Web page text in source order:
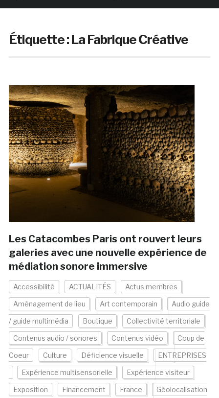
Étiquette :La Fabrique Créative
Les Catacombes Paris ont rouvert leurs
galeries avec une nouvelle expérience de
médiation sonore immersive
Accessibilité ACTUALITÉS Actus membres
Aménagement de lieu Art contemporain Audio guide
/ guide multimédia Boutique Collectivité territoriale
Contenus audio / sonores Contenus vidéo Coup de
Coeur Culture Déficience visuelle ENTREPRISES
Expérience multisensorielle Expérience visiteur
Exposition Financement France Géolocalisation